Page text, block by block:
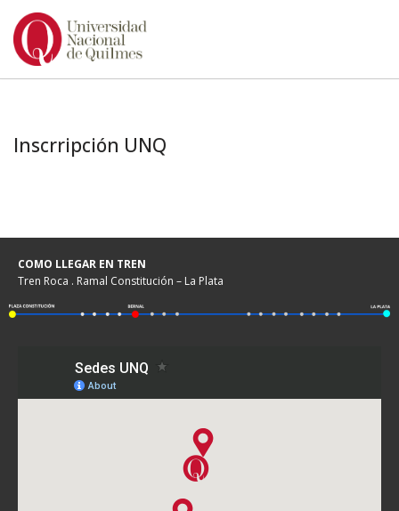
Ir
Inscrripción UNQ
COMO LLEGAR EN TREN
Tren Roca . Ramal Constitución – La Plata